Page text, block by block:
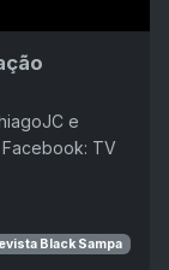
e
TV
Black Sampa